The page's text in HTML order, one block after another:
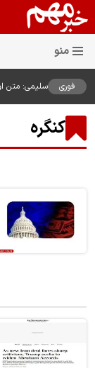
فوری
سلیمی: متن
کنگره